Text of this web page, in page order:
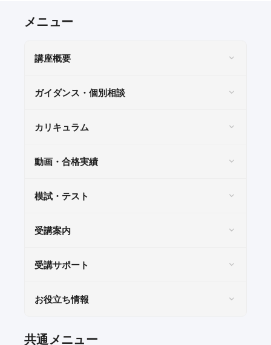
講座概要
ガイダンス・個別相談
カリキュラム
動画・合格実績
模試・テスト
受講案内
受講サポート
お役立ち情報
共通メニュー